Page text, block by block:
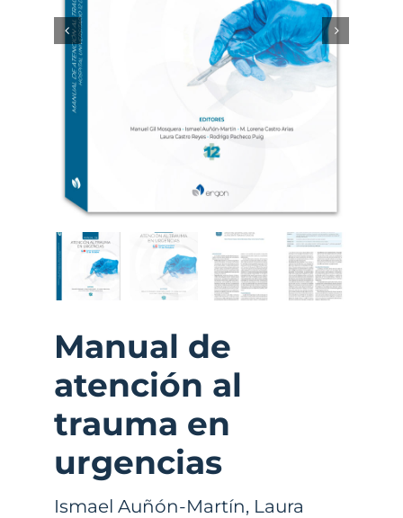
Manual de
atención al
trauma en
urgencias
Ismael Auñón-Martín, Laura